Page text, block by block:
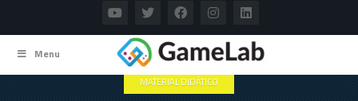
Menu
MATERIAL DIDÁTICO